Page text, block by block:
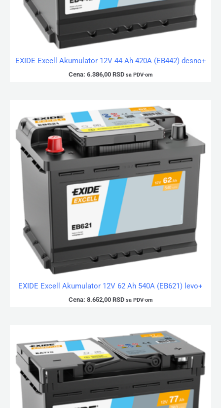
EXIDE Excell Akumulator 12V 44 Ah 420A (EB442) desno+
Cena: 6.386,00 RSD sa PDV-om
EXIDE Excell Akumulator 12V 62 Ah 540A (EB621) levo+
Cena: 8.652,00 RSD sa PDV-om